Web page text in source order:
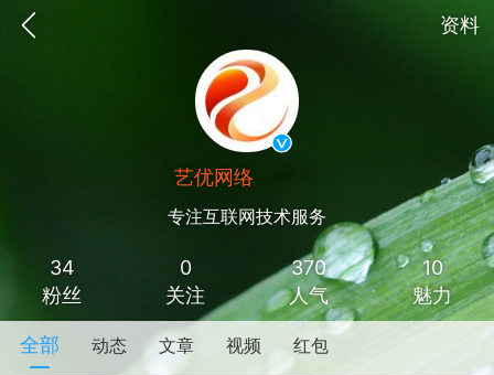
资料
艺优网络
专注互联网技术服务
34
粉丝
0
关注
370
人气
10
魅力
全部 动态 文章 视频 红包